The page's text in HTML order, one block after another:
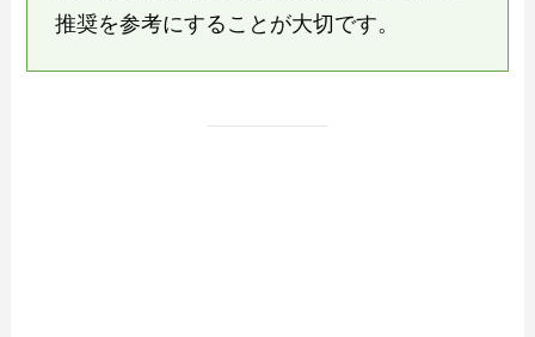
推奨を参考にすることが大切です。